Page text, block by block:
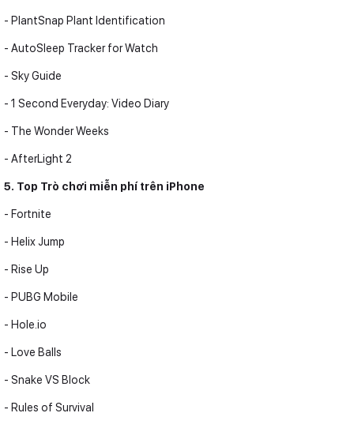
- PlantSnap Plant Identification
- AutoSleep Tracker for Watch
- Sky Guide
- 1 Second Everyday: Video Diary
- The Wonder Weeks
- AfterLight 2
5. Top Trò chơi miễn phí trên iPhone
- Fortnite
- Helix Jump
- Rise Up
- PUBG Mobile
- Hole.io
- Love Balls
- Snake VS Block
- Rules of Survival